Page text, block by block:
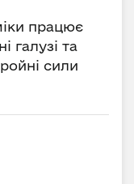
працює
галузі та
сили